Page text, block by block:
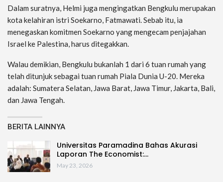
Dalam suratnya, Helmi juga mengingatkan Bengkulu merupakan
kota kelahiran istri Soekarno, Fatmawati. Sebab itu, ia
menegaskan komitmen Soekarno yang mengecam penjajahan
Israel ke Palestina, harus ditegakkan.
Walau demikian, Bengkulu bukanlah 1 dari 6 tuan rumah yang
telah ditunjuk sebagai tuan rumah Piala Dunia U-20. Mereka
adalah: Sumatera Selatan, Jawa Barat, Jawa Timur, Jakarta, Bali,
dan Jawa Tengah.
BERITA LAINNYA
Universitas Paramadina Bahas Akurasi
Laporan The Economist:…
May 23, 2026